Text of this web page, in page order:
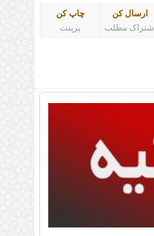
ارسال کن
اشتراک مطلب
چاپ کن
پرینت